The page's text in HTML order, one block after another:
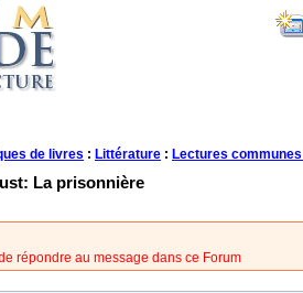
de livres : Littérature : Lectures
La prisonnière
répondre au message dans ce Forum